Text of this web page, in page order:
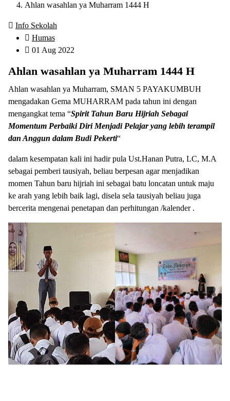
Ahlan wasahlan ya Muharram 1444 H
Info Sekolah
Humas
01 Aug 2022
Ahlan wasahlan ya Muharram 1444 H
Ahlan wasahlan ya Muharram, SMAN 5 PAYAKUMBUH
mengadakan Gema MUHARRAM pada tahun ini dengan
mengangkat tema “Spirit Tahun Baru Hijriah Sebagai
Momentum Perbaiki Diri Menjadi Pelajar yang lebih terampil
dan Anggun dalam Budi Pekerti“
dalam kesempatan kali ini hadir pula Ust.Hanan Putra, LC, M.A
sebagai pemberi tausiyah, beliau berpesan agar menjadikan
momen Tahun baru hijriah ini sebagai batu loncatan untuk maju
ke arah yang lebih baik lagi, disela sela tausiyah beliau juga
bercerita mengenai penetapan dan perhitungan /kalender .